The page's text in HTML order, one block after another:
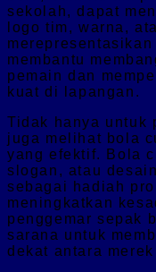
sekolah, dapat
logo tim, warna,
membantu
pemain dan
kuat di lapangan.
Tidak hanya untuk
juga melihat bola
yang efektif. Bola
slogan, atau
sebagai hadiah
meningkatkan
penggemar sepak
sarana untuk
dekat antara